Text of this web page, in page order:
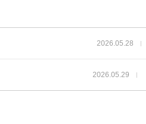
2026.05.28
2026.05.29